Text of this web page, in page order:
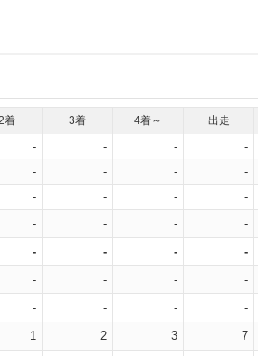
着 3着 4着～ 出走
- - - -
- - - -
- - - -
- - - -
- - - -
- - - -
- - - -
1 2 3 7